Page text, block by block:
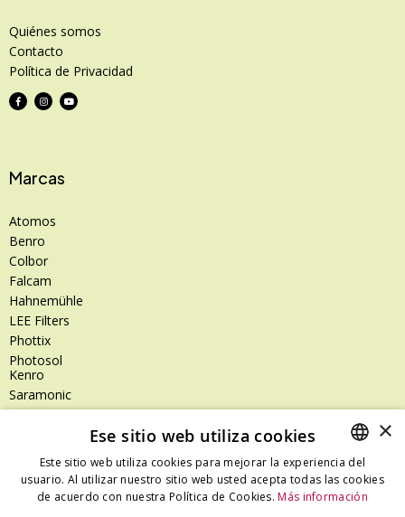
Quiénes somos
Contacto
Política de Privacidad
Marcas
Atomos
Benro
Colbor
Falcam
Hahnemühle
LEE Filters
Phottix
Photosol
Kenro
Saramonic
Shimoda
SanDisk Professional
Tenba
Zeiss
SPANISH
×
Ese sitio web utiliza cookies
Este sitio web utiliza cookies para mejorar la experiencia del
usuario. Al utilizar nuestro sitio web usted acepta todas las cookies
de acuerdo con nuestra Política de Cookies. Más información